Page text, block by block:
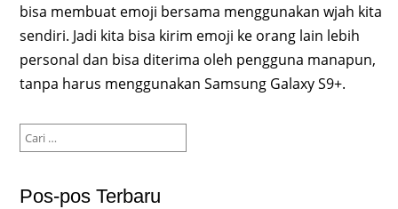
bisa membuat emoji bersama menggunakan wjah kita
sendiri. Jadi kita bisa kirim emoji ke orang lain lebih
personal dan bisa diterima oleh pengguna manapun,
tanpa harus menggunakan Samsung Galaxy S9+.
untuk:
Pos-pos Terbaru